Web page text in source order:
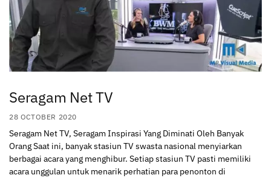
Seragam Net TV
28 OCTOBER 2020
Seragam Net TV, Seragam Inspirasi Yang Diminati Oleh Banyak
Orang Saat ini, banyak stasiun TV swasta nasional menyiarkan
berbagai acara yang menghibur. Setiap stasiun TV pasti memiliki
acara unggulan untuk menarik perhatian para penonton di